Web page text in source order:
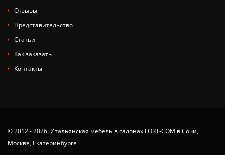
Отзывы
Представительство
Статьи
Как заказать
Контакты
© 2012 - 2026. Итальянская мебель в салонах FORT-COM в Сочи,
Москве, Екатеринбурге